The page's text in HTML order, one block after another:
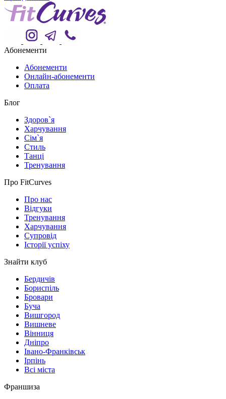
Абонементи
Абонементи
Онлайн-абонементи
Оплата
Блог
Здоров`я
Харчування
Сім`я
Стиль
Танці
Тренування
Про FitCurves
Про нас
Відгуки
Тренування
Харчування
Супровід
Історії успіху
Знайти клуб
Бердичів
Бориспіль
Бровари
Буча
Вишгород
Вишневе
Вінниця
Дніпро
Івано-Франківськ
Ірпінь
Всі міста
Франшиза